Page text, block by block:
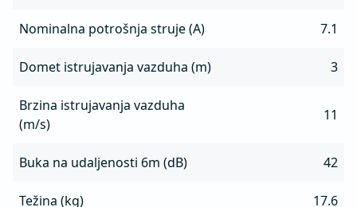
Nominalna potrošnja struje (A) 7.1
Domet istrujavanja vazduha (m) 3
Brzina istrujavanja vazduha
(m/s)
11
Buka na udaljenosti 6m (dB) 42
Težina (kg) 17.6